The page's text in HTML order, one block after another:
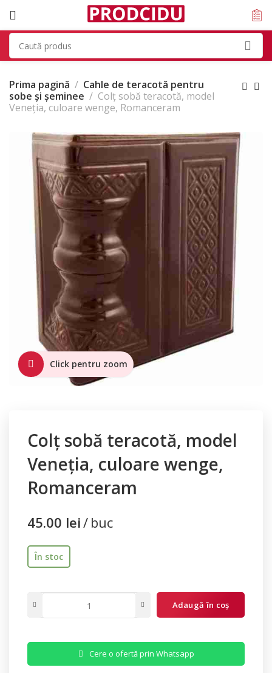
Prima pagină
Cahle de teracotă pentru
sobe și șeminee
Colț sobă teracotă, model
Veneția, culoare wenge, Romanceram
Click pentru zoom
Colț sobă teracotă, model
Veneția, culoare wenge,
Romanceram
45.00 lei buc
În stoc
Adaugă în coș
Cere o ofertă prin Whatsapp